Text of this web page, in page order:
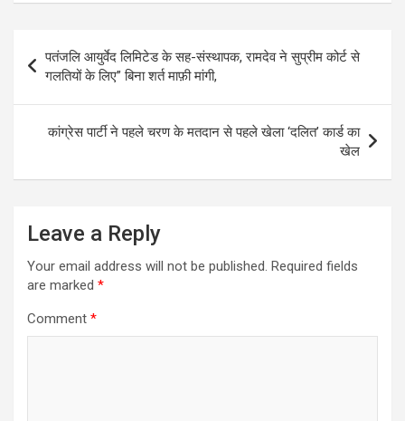
navigation
पतंजलि आयुर्वेद लिमिटेड के सह-संस्थापक, रामदेव ने सुप्रीम कोर्ट से
गलतियों के लिए” बिना शर्त माफ़ी मांगी,
कांग्रेस पार्टी ने पहले चरण के मतदान से पहले खेला ‘दलित’ कार्ड का
खेल
Leave a Reply
Your email address will not be published. Required fields
are marked *
Comment *